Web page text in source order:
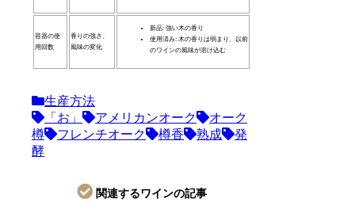
容器の使
用回数
香りの強さ、
風味の変化
新品: 強い木の香り
使用済み: 木の香りは弱まり、以前
のワインの風味が溶け込む
生産方法
「お」
アメリカンオーク
オーク
樽
フレンチオーク 樽香 熟成
発
酵
関連するワインの記事